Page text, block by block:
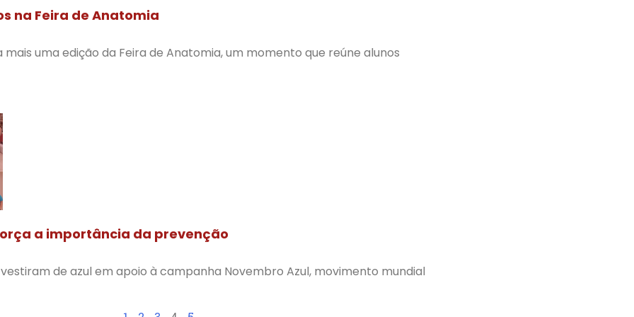
na Feira de Anatomia
uma edição da Feira de Anatomia, um momento que reúne alunos
a importância da prevenção
de azul em apoio à campanha Novembro Azul, movimento mundial